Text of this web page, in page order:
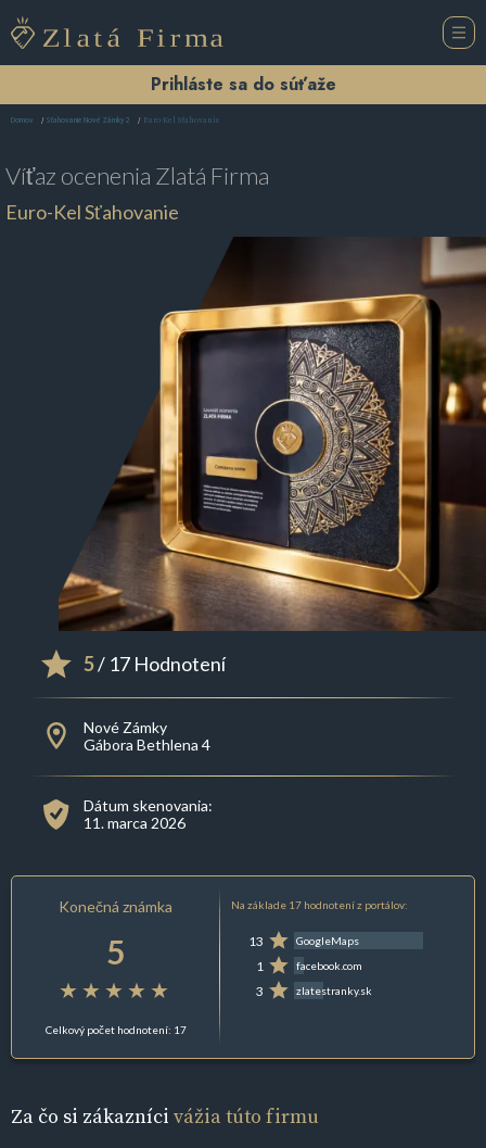
Prihláste sa do súťaže
Domov Sťahovanie Nové Zámky 2 Euro-Kel Sťahovanie
Víťaz ocenenia Zlatá Firma
Euro-Kel Sťahovanie
5/ 17 Hodnotení
Nové Zámky
Gábora Bethlena 4
Dátum skenovania:
11. marca 2026
Konečná známka
5
Celkový počet hodnotení: 17
Na základe 17 hodnotení z portálov:
13 GoogleMaps
1 facebook.com
3 zlatestranky.sk
Za čo si zákazníci vážia túto firmu